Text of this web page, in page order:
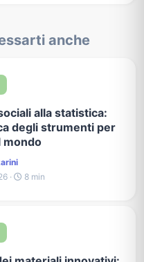
anche
alla statistica:
degli strumenti per
mondo
·
8 min